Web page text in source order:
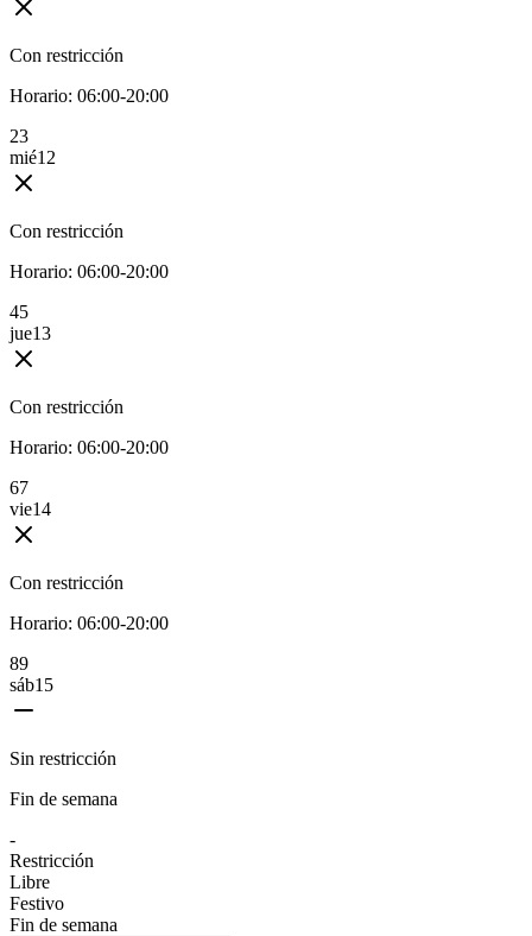
Con restricción
Horario: 06:00-20:00
23
mié12
Con restricción
Horario: 06:00-20:00
45
jue13
Con restricción
Horario: 06:00-20:00
67
vie14
Con restricción
Horario: 06:00-20:00
89
sáb15
Sin restricción
Fin de semana
-
Restricción
Libre
Festivo
Fin de semana